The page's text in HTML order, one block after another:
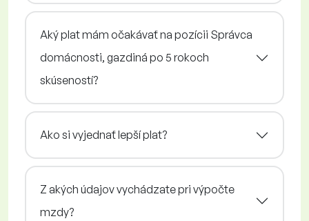
Aký plat mám očakávať na pozícii Správca
domácnosti, gazdiná po 5 rokoch
skúseností?
Ako si vyjednať lepší plat?
Z akých údajov vychádzate pri výpočte
mzdy?